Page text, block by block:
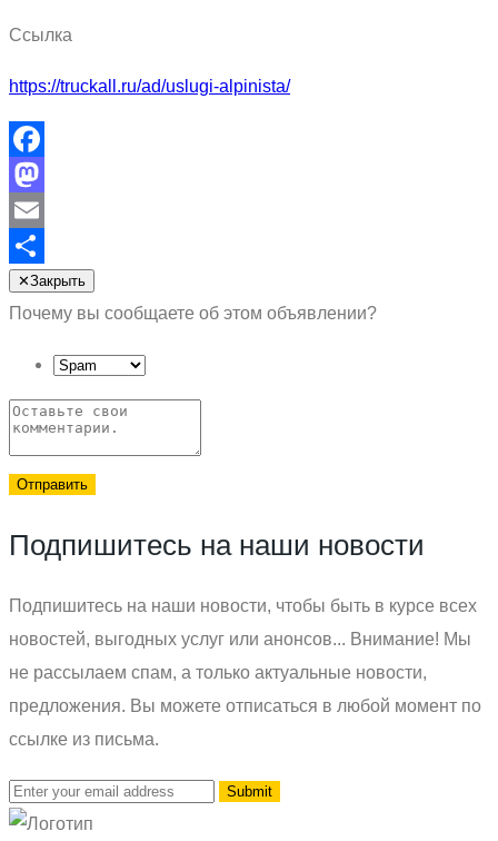
Ссылка
https://truckall.ru/ad/uslugi-alpinista/
Facebook
Mastodon
Email
Отправить
✕Закрыть
Почему вы сообщаете об этом объявлении?
Отправить
Подпишитесь на наши новости
Подпишитесь на наши новости, чтобы быть в курсе всех
новостей, выгодных услуг или анонсов... Внимание! Мы
не рассылаем спам, а только актуальные новости,
предложения. Вы можете отписаться в любой момент по
ссылке из письма.